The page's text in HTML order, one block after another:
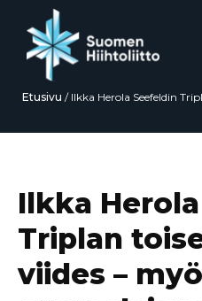
Etusivu / Ilkka Herola Seefeldin
Ilkka
Triplan
viides –